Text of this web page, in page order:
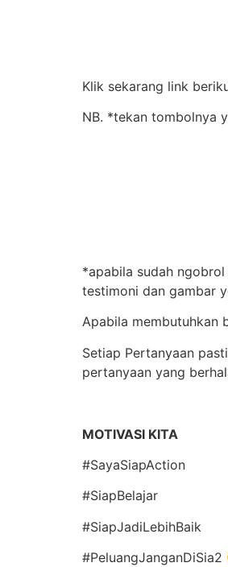
Klik sekarang link
NB. *tekan tombolnya
*apabila sudah
testimoni dan gambar
Apabila membutuhkan
Setiap Pertanyaan
pertanyaan yang
MOTIVASI KITA
#SayaSiapAction
#SiapBelajar
#SiapJadiLebihBaik
#PeluangJanganDiSia2